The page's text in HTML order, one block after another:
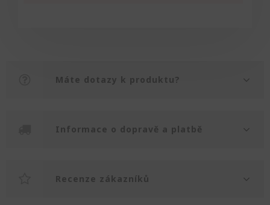
Máte dotazy k produktu?
Informace o dopravě a platbě
Recenze zákazníků